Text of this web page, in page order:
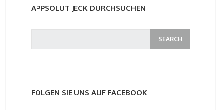
APPSOLUT JECK DURCHSUCHEN
FOLGEN SIE UNS AUF FACEBOOK